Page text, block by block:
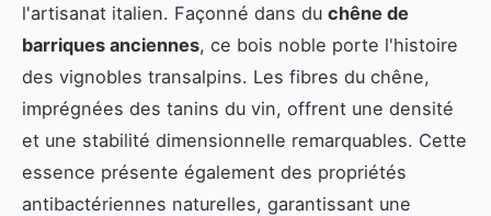
l'artisanat italien. Façonné dans du chêne de
barriques anciennes, ce bois noble porte l'histoire
des vignobles transalpins. Les fibres du chêne,
imprégnées des tanins du vin, offrent une densité
et une stabilité dimensionnelle remarquables. Cette
essence présente également des propriétés
antibactériennes naturelles, garantissant une